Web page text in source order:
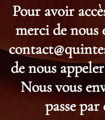
Pour avoir
merci de nous
de nous appeler
Nous vous
passe